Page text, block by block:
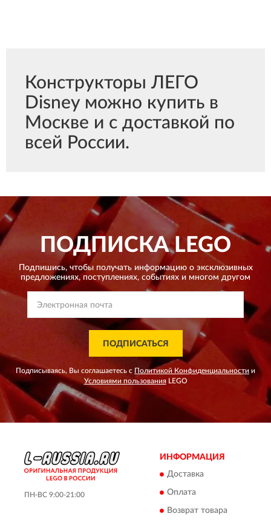
Конструкторы ЛЕГО
Disney можно купить в
Москве и с доставкой по
всей России.
ПОДПИСКАLEGO
Подпишись, чтобы получать информацию о эксклюзивных
предложениях, поступлениях, событиях и многом другом
ПОДПИСАТЬСЯ
Подписываясь, Вы соглашаетесь с Политикой Конфиденциальности и
Условиями пользованияLEGO
ПН-ВС 9:00-21:00
ИНФОРМАЦИЯ
Доставка
Оплата
Возврат товара